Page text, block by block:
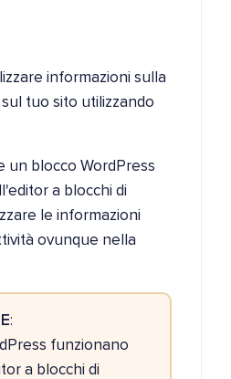
informazioni sulla
tuo sito utilizzando
un blocco WordPress
a blocchi di
le informazioni
ovunque nella
:
funzionano
a blocchi di